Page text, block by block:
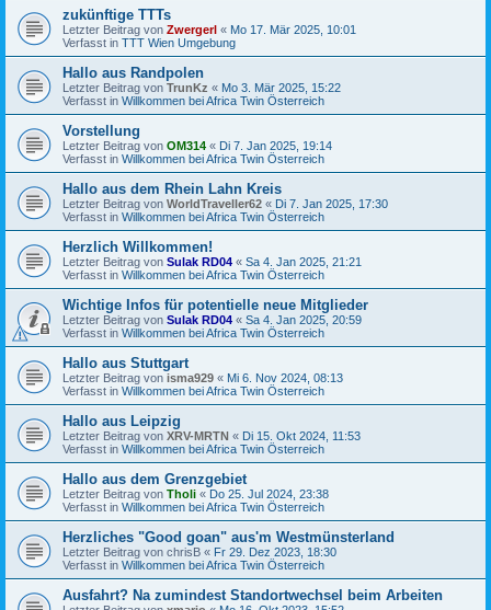
zukünftige TTTs
Letzter Beitrag von Zwergerl « Mo 17. Mär 2025, 10:01
Verfasst in TTT Wien Umgebung
Hallo aus Randpolen
Letzter Beitrag von TrunKz « Mo 3. Mär 2025, 15:22
Verfasst in Willkommen bei Africa Twin Österreich
Vorstellung
Letzter Beitrag von OM314 « Di 7. Jan 2025, 19:14
Verfasst in Willkommen bei Africa Twin Österreich
Hallo aus dem Rhein Lahn Kreis
Letzter Beitrag von WorldTraveller62 « Di 7. Jan 2025, 17:30
Verfasst in Willkommen bei Africa Twin Österreich
Herzlich Willkommen!
Letzter Beitrag von Sulak RD04 « Sa 4. Jan 2025, 21:21
Verfasst in Willkommen bei Africa Twin Österreich
Wichtige Infos für potentielle neue Mitglieder
Letzter Beitrag von Sulak RD04 « Sa 4. Jan 2025, 20:59
Verfasst in Willkommen bei Africa Twin Österreich
Hallo aus Stuttgart
Letzter Beitrag von isma929 « Mi 6. Nov 2024, 08:13
Verfasst in Willkommen bei Africa Twin Österreich
Hallo aus Leipzig
Letzter Beitrag von XRV-MRTN « Di 15. Okt 2024, 11:53
Verfasst in Willkommen bei Africa Twin Österreich
Hallo aus dem Grenzgebiet
Letzter Beitrag von Tholi « Do 25. Jul 2024, 23:38
Verfasst in Willkommen bei Africa Twin Österreich
Herzliches "Good goan" aus'm Westmünsterland
Letzter Beitrag von chrisB « Fr 29. Dez 2023, 18:30
Verfasst in Willkommen bei Africa Twin Österreich
Ausfahrt? Na zumindest Standortwechsel beim Arbeiten